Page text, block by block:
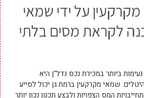
מקרקעין על ידי שמאי
לקראת מסים בלתי
ביותר במכירת נכס נדל"ן היא
שמאי מקרקעין ברמת גן יכול לסייע
המס הצפויות ולבצע תכנון נכון יותר